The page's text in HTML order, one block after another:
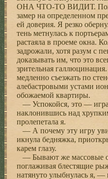
ОНА ЧТО-ТО ВИДИТ.
замер на определенном
ей доверия. Я резко
тень метнулась к
растаяла в проеме окна.
задрожали, хотя разум с
доказывать им, что это
зрительная
медленно съезжать по
алебастровыми устами
обожаемой квартиры.
— Успокойся, это —
наклонившись над
пролепетала я.
— А почему эту игру
икнула бедняжка,
карем глазу.
— Бывают же массовые
поглаживая блестящие
натянуто улыбнулась я, —